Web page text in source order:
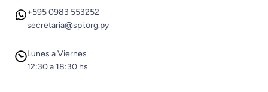
+595 0983 553252
secretaria@spi.org.py
Lunes a Viernes
12:30 a 18:30 hs.